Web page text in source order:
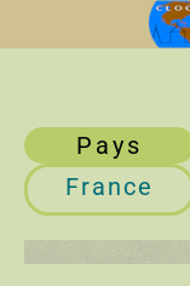
Pays
France